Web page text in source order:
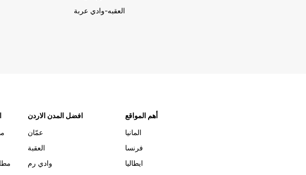
العقبه-وادي عربة
افضل المدن الاردن
عمّان
العقبة
وادي رم
أهم المواقع
المانيا
فرنسا
ايطاليا